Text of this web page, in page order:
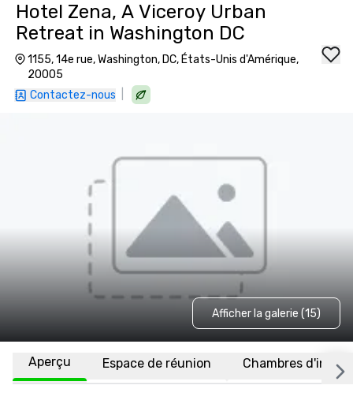
Hotel Zena, A Viceroy Urban
Retreat in Washington DC
1155, 14e rue, Washington, DC, États-Unis d'Amérique,
20005
Contactez-nous
Afficher la galerie (15)
Aperçu Espace de réunion Chambres